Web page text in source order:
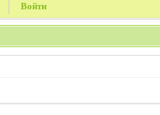
Войти